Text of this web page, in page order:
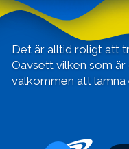
Det är alltid roligt att
Oavsett vilken som
välkommen att